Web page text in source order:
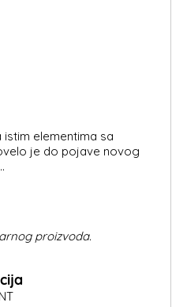
elementima sa
je do pojave novog
proizvoda.